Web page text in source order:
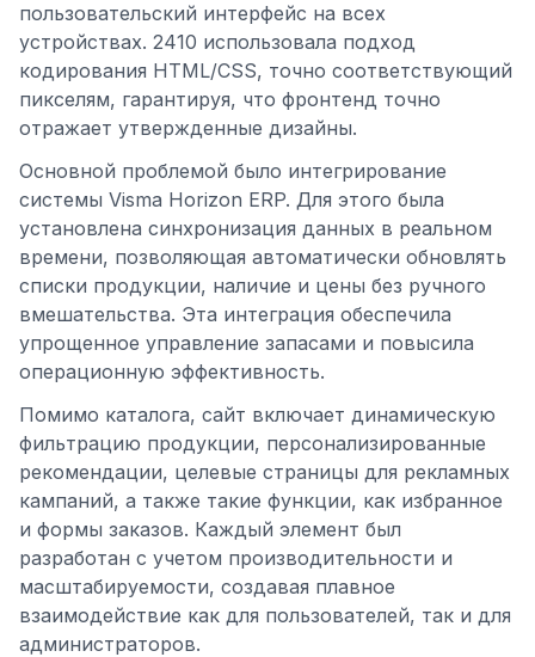
пользовательский интерфейс на всех
устройствах. 2410 использовала подход
кодирования HTML/CSS, точно соответствующий
пикселям, гарантируя, что фронтенд точно
отражает утвержденные дизайны.
Основной проблемой было интегрирование
системы Visma Horizon ERP. Для этого была
установлена синхронизация данных в реальном
времени, позволяющая автоматически обновлять
списки продукции, наличие и цены без ручного
вмешательства. Эта интеграция обеспечила
упрощенное управление запасами и повысила
операционную эффективность.
Помимо каталога, сайт включает динамическую
фильтрацию продукции, персонализированные
рекомендации, целевые страницы для рекламных
кампаний, а также такие функции, как избранное
и формы заказов. Каждый элемент был
разработан с учетом производительности и
масштабируемости, создавая плавное
взаимодействие как для пользователей, так и для
администраторов.